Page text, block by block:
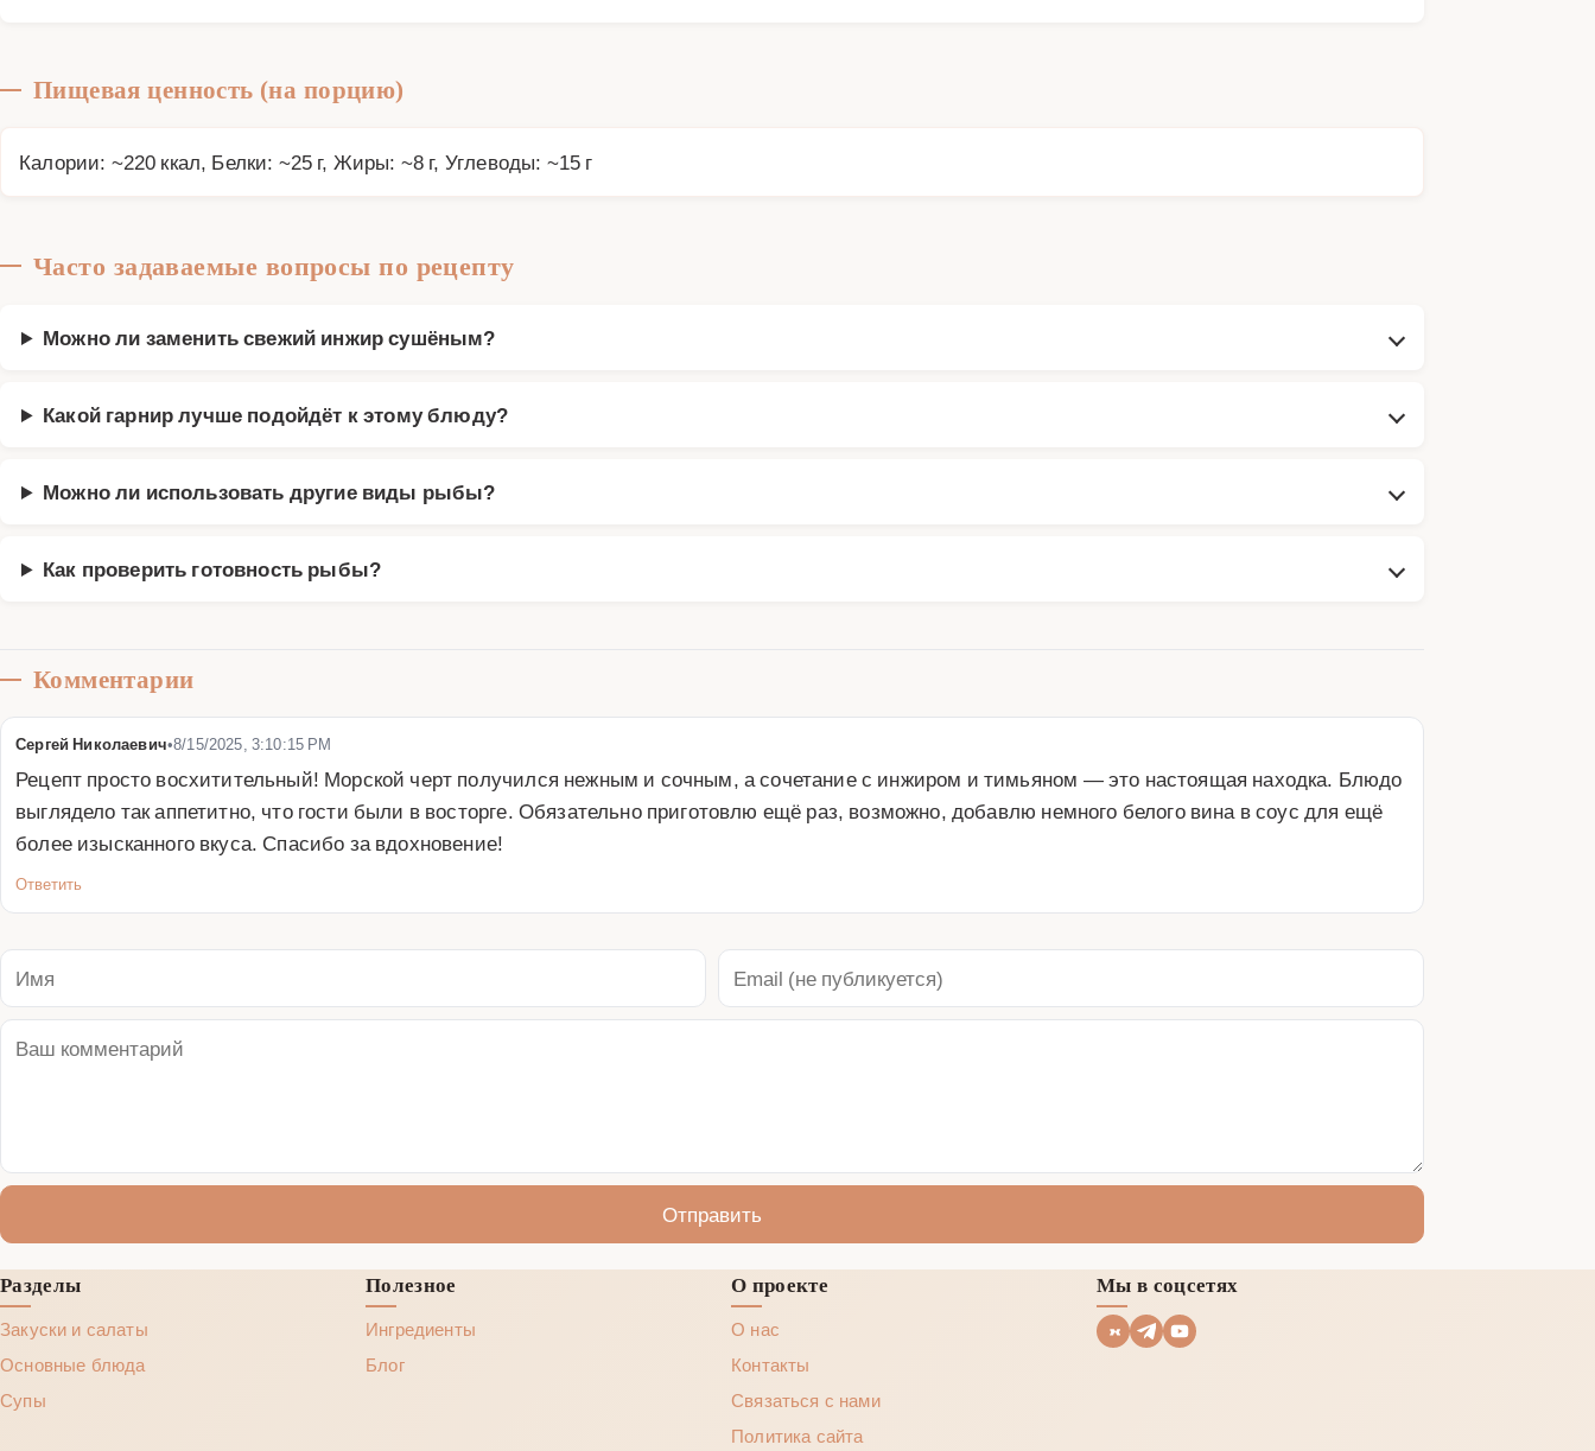
Пищевая ценность (на порцию)
Калории: ~220 ккал, Белки: ~25 г, Жиры: ~8 г, Углеводы: ~15 г
Часто задаваемые вопросы по рецепту
Можно ли заменить свежий инжир сушёным?
Какой гарнир лучше подойдёт к этому блюду?
Можно ли использовать другие виды рыбы?
Как проверить готовность рыбы?
Комментарии
Сергей Николаевич•8/15/2025, 3:10:15 PM
Рецепт просто восхитительный! Морской черт получился нежным и сочным, а сочетание с инжиром и тимьяном — это настоящая находка. Блюдо
выглядело так аппетитно, что гости были в восторге. Обязательно приготовлю ещё раз, возможно, добавлю немного белого вина в соус для ещё
более изысканного вкуса. Спасибо за вдохновение!
Ответить
Отправить
Разделы
Закуски и салаты
Основные блюда
Супы
Полезное
Ингредиенты
Блог
О проекте
О нас
Контакты
Связаться с нами
Политика сайта
Мы в соцсетях